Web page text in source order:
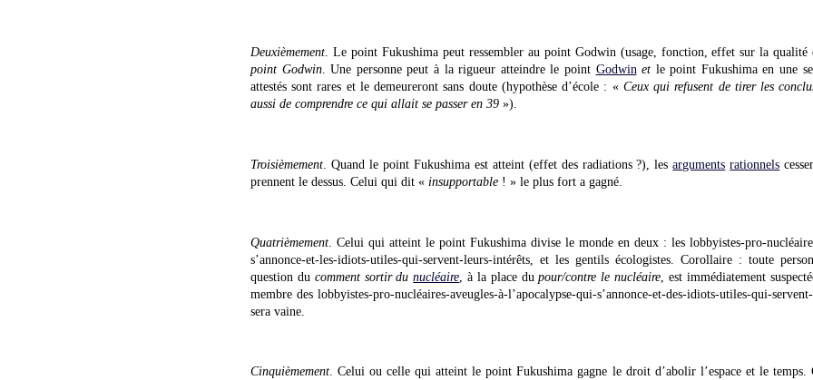
Deuxièmement . Le point Fukushima peut ressembler au point Godwin (usage, fonction, effet sur la
point Godwin. Une personne peut à la rigueur atteindre le point Godwin et le point Fukushima en une
attestés sont rares et le demeureront sans doute (hypothèse d’école : « Ceux qui refusent de tirer les
aussi de comprendre ce qui allait se passer en 39 »).
Troisièmement . Quand le point Fukushima est atteint (effet des radiations ?), lesarguments rationnels
prennent le dessus. Celui qui dit « insupportable ! » le plus fort a gagné.
Quatrièmement . Celui qui atteint le point Fukushima divise le monde en deux : les lobbyistes-pro-
s’annonce-et-les-idiots-utiles-qui-servent-leurs-intérêts, et les gentils écologistes. Corollaire : toute
question du comment sortir dunucléaire , à la place dupour/contre le nucléaire , est immédiatement
membre des lobbyistes-pro-nucléaires-aveugles-à-l’apocalypse-qui-s’annonce-et-des-idiots-utiles-qui-
sera vaine.
Cinquièmement. Celui ou celle qui atteint le point Fukushima gagne le droit d’abolir l’espace et le temps.